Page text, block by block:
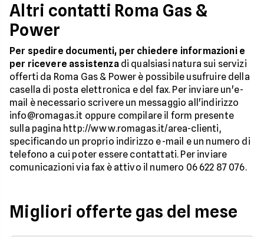
Altri contatti Roma Gas &
Power
Per spedire documenti, per chiedere informazioni e
per ricevere assistenzadi qualsiasi natura sui servizi
offerti da Roma Gas & Power è possibile usufruire della
casella di posta elettronica e del fax. Per inviare un'e-
mail è necessario scrivere un messaggio all'indirizzo
info@romagas.it oppure compilare il form presente
sulla pagina http://www.romagas.it/area-clienti,
specificando un proprio indirizzo e-mail e un numero di
telefono a cui poter essere contattati. Per inviare
comunicazioni via fax è attivo il numero 06 622 87 076.
Migliori offerte gas del mese